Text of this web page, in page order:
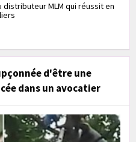
distributeur MLM qui réussit en
d'être une
dans un avocatier